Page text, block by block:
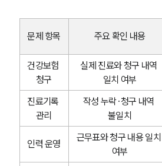
의료전문변호사
소식/자료
언론보도
공지사항
법률 블로그
법률서식
뉴스레터/브로슈어
세미나
문제 항목 주요 확인 내용
건강보험
청구
실제 진료와 청구 내역
일치 여부
진료기록
관리
작성 누락·청구 내역
불일치
인력 운영
근무표와 청구 내용 일치
여부